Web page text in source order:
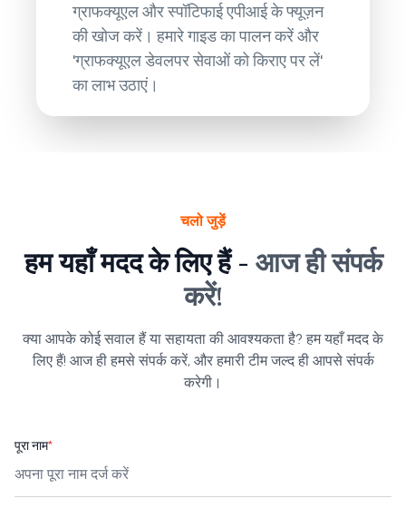
ग्राफक्यूएल और स्पॉटिफाई एपीआई के फ्यूज़न
की खोज करें। हमारे गाइड का पालन करें और
'ग्राफक्यूएल डेवलपर सेवाओं को किराए पर लें'
का लाभ उठाएं।
चलो जुड़ें
हम यहाँ मदद के लिए हैं - आज ही संपर्क
करें!
क्या आपके कोई सवाल हैं या सहायता की आवश्यकता है? हम यहाँ मदद के
लिए हैं! आज ही हमसे संपर्क करें, और हमारी टीम जल्द ही आपसे संपर्क
करेगी।
पूरा नाम*